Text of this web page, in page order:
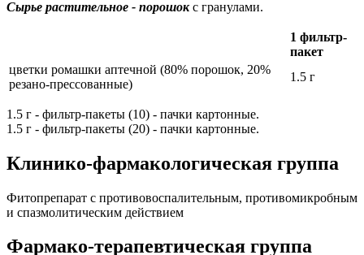
Сырье растительное - порошокс гранулами.
1 фильтр-
пакет
цветки ромашки аптечной (80% порошок, 20%
резано-прессованные)
1.5 г
1.5 г - фильтр-пакеты (10) - пачки картонные.
1.5 г - фильтр-пакеты (20) - пачки картонные.
Клинико-фармакологическая группа
Фитопрепарат с противовоспалительным, противомикробным
и спазмолитическим действием
Фармако-терапевтическая группа